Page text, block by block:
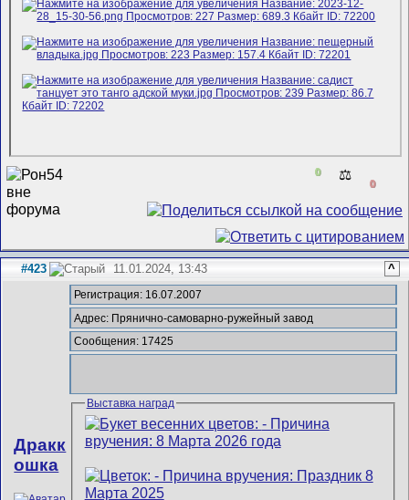
0 ⚖️
0
#423 11.01.2024, 13:43 ^
Дракк
ошка
Регистрация: 16.07.2007
Адрес: Прянично-самоварно-ружейный завод
Сообщения: 17425
Выставка наград